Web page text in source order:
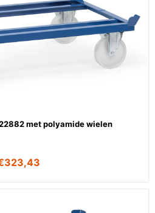
met polyamide wielen
323,43